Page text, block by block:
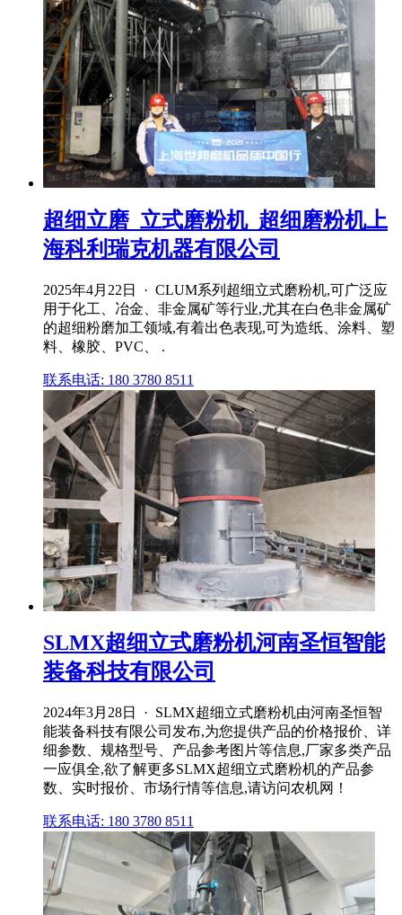
超细立磨_立式磨粉机_超细磨粉机上
海科利瑞克机器有限公司
2025年4月22日 · CLUM系列超细立式磨粉机,可广泛应
用于化工、冶金、非金属矿等行业,尤其在白色非金属矿
的超细粉磨加工领域,有着出色表现,可为造纸、涂料、塑
料、橡胶、PVC、 .
联系电话: 180 3780 8511
SLMX超细立式磨粉机河南圣恒智能
装备科技有限公司
2024年3月28日 · SLMX超细立式磨粉机由河南圣恒智
能装备科技有限公司发布,为您提供产品的价格报价、详
细参数、规格型号、产品参考图片等信息,厂家多类产品
一应俱全,欲了解更多SLMX超细立式磨粉机的产品参
数、实时报价、市场行情等信息,请访问农机网！
联系电话: 180 3780 8511